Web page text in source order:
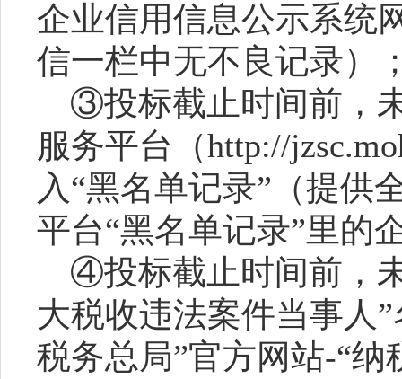
企业信用信息公示系统
信一栏中无不良记录）
③投标截止时间前，
服务平台（http://
入“黑名单记录”（提供
平台“黑名单记录”里的
④投标截止时间前，
大税收违法案件当事人
税务总局”官方网站-“纳